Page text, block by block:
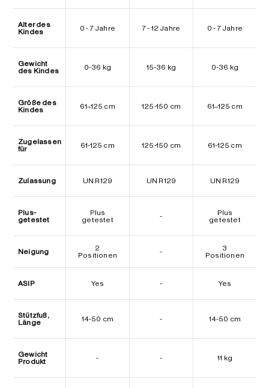
Alter des
Kindes
0 - 7 Jahre 7 - 12 Jahre 0 - 7 Jahre
Gewicht
des Kindes
0-36 kg 15-36 kg 0-36 kg
Größe des
Kindes
61–125 cm 125-150 cm 61–125 cm
Zugelassen
für
61-125 cm 125-150 cm 61-125 cm
Zulassung UN R129 UN R129 UN R129
Plus-
getestet
Plus
getestet
-
Plus
getestet
Neigung
2
Positionen
-
3
Positionen
ASIP Yes - Yes
Stützfuß,
Länge
14-50 cm - 14-50 cm
Gewicht
Produkt
- - 11 kg